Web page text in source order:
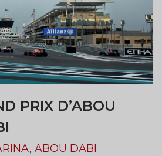
PRIX D’ABOU
ABOU DABI